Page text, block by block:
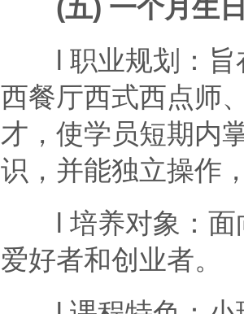
(五) 一个月生日
l 职业规划：旨
西餐厅西式西点师
才，使学员短期内
识，并能独立操作
l 培养对象：面
爱好者和创业者。